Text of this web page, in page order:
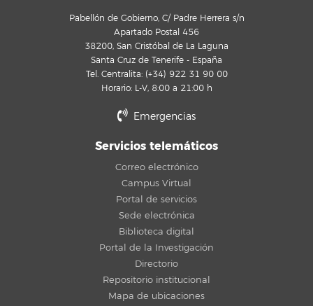
Pabellón de Gobierno, C/ Padre Herrera s/n
Apartado Postal 456
38200, San Cristóbal de La Laguna
Santa Cruz de Tenerife - España
Tel. Centralita: (+34) 922 31 90 00
Horario: L-V, 8:00 a 21:00 h
Emergencias
Servicios telemáticos
Correo electrónico
Campus Virtual
Portal de servicios
Sede electrónica
Biblioteca digital
Portal de la Investigación
Directorio
Repositorio institucional
Mapa de ubicaciones